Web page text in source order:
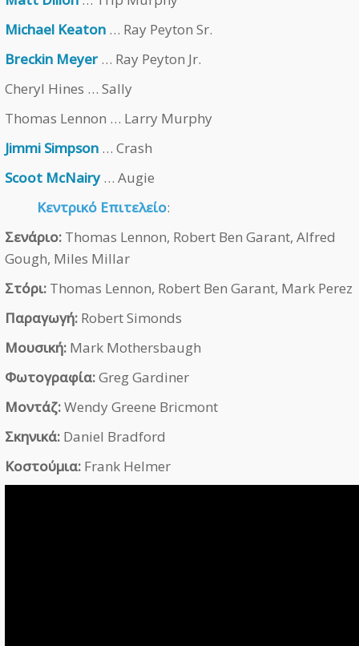
Michael Keaton … Ray Peyton Sr.
Breckin Meyer … Ray Peyton Jr.
Cheryl Hines … Sally
Thomas Lennon … Larry Murphy
Jimmi Simpson … Crash
Scoot McNairy… Augie
Κεντρικό Επιτελείο:
Σενάριο: Thomas Lennon, Robert Ben Garant, Alfred
Gough, Miles Millar
Στόρι: Thomas Lennon, Robert Ben Garant, Mark Perez
Παραγωγή: Robert Simonds
Μουσική: Mark Mothersbaugh
Φωτογραφία:Greg Gardiner
Μοντάζ:Wendy Greene Bricmont
Σκηνικά: Daniel Bradford
Κοστούμια: Frank Helmer